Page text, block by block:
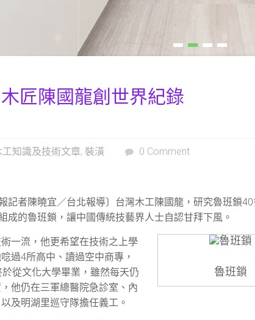
匠陳國龍創世界紀錄
工知識及技術文章, 裝潢 0 Comment
記者陳曉宜／台北報導〕台灣木工陳國龍，研究魯班鎖
成的魯班鎖，讓中國傳統技藝界人士自認甘拜下風。
魯班鎖
一流，他更希望在技術之上學
過4所高中、讀過空中商專，
從文化大學畢業，雖然每天仍
他仍在三軍總醫院急診室、內
及明湖里巡守隊擔任義工。